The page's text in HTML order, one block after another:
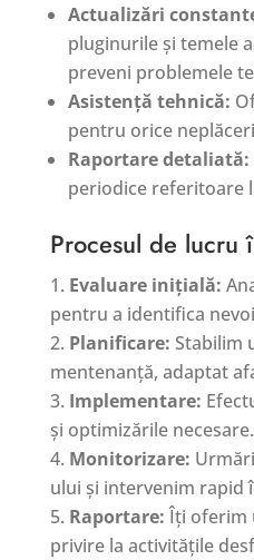
Actualizări
pluginurile și temele
preveni problemele
Asistență tehnică:
pentru orice
Raportare detaliată:
periodice referitoare
Procesul de lucru
Evaluare inițială:
pentru a identifica
Planificare: Stabilim
mentenanță, adaptat
Implementare:
și optimizările necesare.
Monitorizare:
ului și intervenim rapid
Raportare:Îți oferim
privire la activitățile